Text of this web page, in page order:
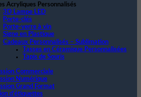
Acryliques Personnalisés
3D Lampe LED
Porte-clés
Porte-verre à vin
Signe en Plastique
Cadeaux Personnalisés – Sublimation
Tasses en Céramique Personnalisées
Tapis de Souris
Commerciale
Numérique
Grand Format
d’étiquettes